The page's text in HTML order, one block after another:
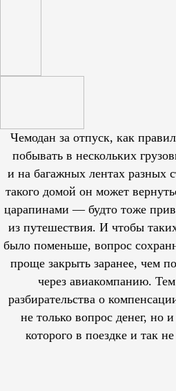
Чемодан за отпуск, как
побывать в нескольких
и на багажных лентах разных
такого домой он может
царапинами — будто тоже
из путешествия. И чтобы
было поменьше, вопрос
проще закрыть заранее, чем
через авиакомпанию.
разбирательства о
не только вопрос денег, но
которого в поездке и так не